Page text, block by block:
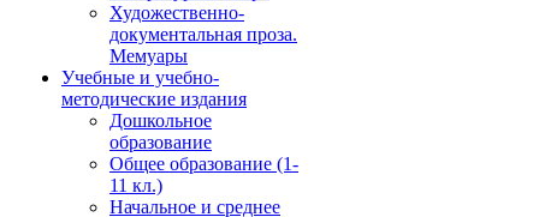
Художественно-
документальная проза.
Мемуары
Учебные и учебно-
методические издания
Дошкольное
образование
Общее образование (1-
11 кл.)
Начальное и среднее